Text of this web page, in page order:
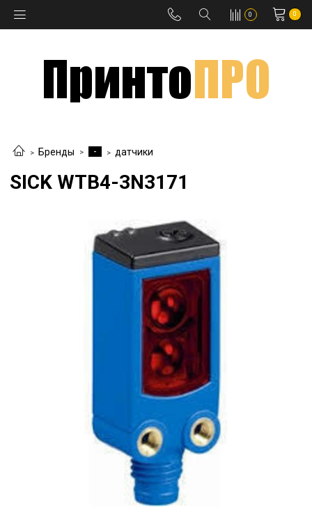
0 0
Бренды - датчики
SICK WTB4-3N3171